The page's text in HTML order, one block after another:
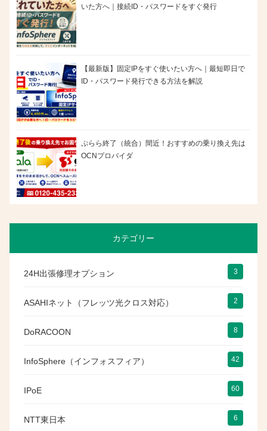
いた方へ｜接続ID・パスワードをすぐ発行
【最新版】固定IPをすぐ使いたい方へ｜最短即日で
ID・パスワード発行できる方法を解説
ぷらら終了（統合）間近！おすすめの乗り換え先は
OCNプロバイダ
カテゴリー
24H出張修理オプション 3
ASAHIネット（フレッツ光クロス対応） 2
DoRACOON 8
InfoSphere（インフォスフィア） 42
IPoE 60
NTT東日本 6